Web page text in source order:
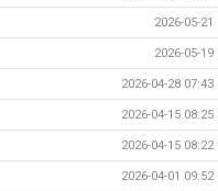
2026-05-21
2026-05-19
2026-04-28 07:43
2026-04-15 08:25
2026-04-15 08:22
2026-04-01 09:52